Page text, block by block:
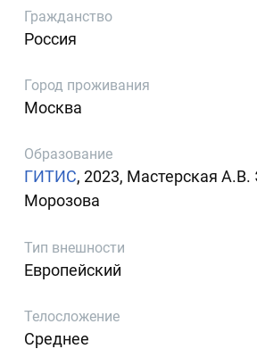
Гражданство
Россия
Город проживания
Москва
Образование
ГИТИС, 2023, Мастерская
Морозова
Тип внешности
Европейский
Телосложение
Среднее